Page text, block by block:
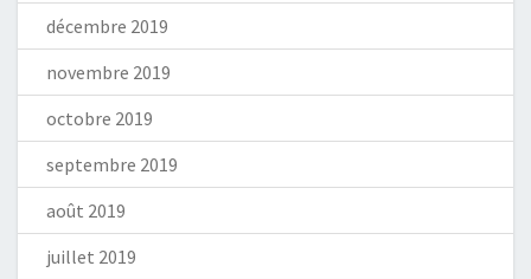
décembre 2019
novembre 2019
octobre 2019
septembre 2019
août 2019
juillet 2019